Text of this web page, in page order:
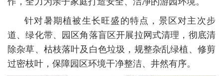
针对暑期植被生长旺盛的特点，景区对主次步
道、绿化带、园区角落盲区开展拉网式清理，彻底清
除杂草、枯枝落叶及白色垃圾，规整杂乱绿植、修剪
过密枝叶，保障园区环境干净整洁、井然有序。